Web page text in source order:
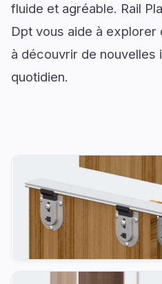
fluide et agréable. Rail
Dpt vous aide à
à découvrir de nouvelles
quotidien.